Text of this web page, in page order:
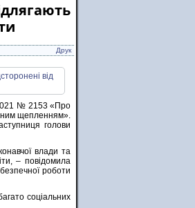
Друк
№ 2153 «Про
щепленням».
голови
влади та
– повідомила
роботи
соціальних